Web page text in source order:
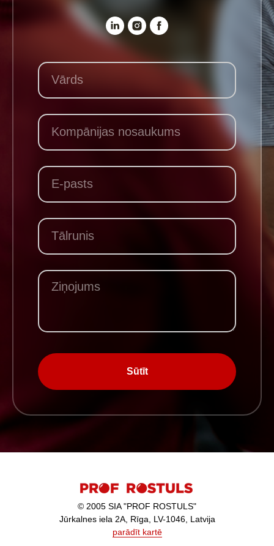
Sūtīt
© 2005 SIA "PROF ROSTULS"
Jūrkalnes iela 2A, Rīga, LV-1046, Latvija
parādīt kartē